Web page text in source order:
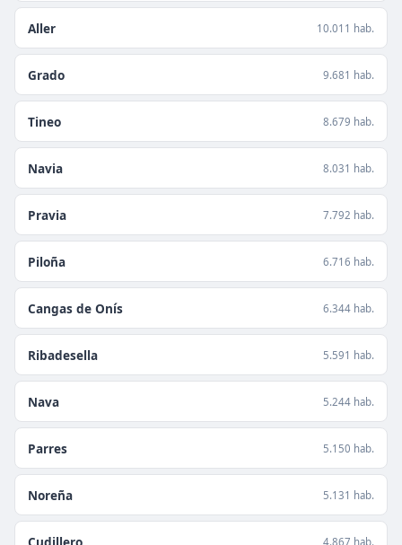
Aller 10.011 hab.
Grado 9.681 hab.
Tineo 8.679 hab.
Navia 8.031 hab.
Pravia 7.792 hab.
Piloña 6.716 hab.
Cangas de Onís 6.344 hab.
Ribadesella 5.591 hab.
Nava 5.244 hab.
Parres 5.150 hab.
Noreña 5.131 hab.
4.867 hab.